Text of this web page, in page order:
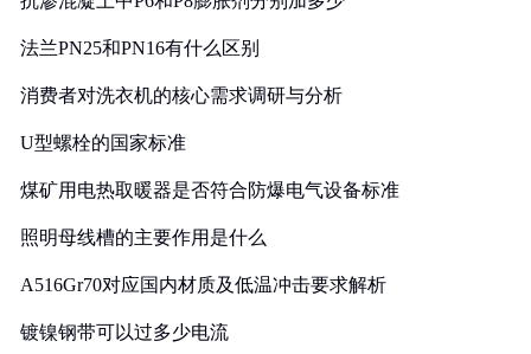
法兰PN25和PN16有什么区别
消费者对洗衣机的核心需求调研与分析
U型螺栓的国家标准
煤矿用电热取暖器是否符合防爆电气设备标准
照明母线槽的主要作用是什么
A516Gr70对应国内材质及低温冲击要求解析
镀镍钢带可以过多少电流